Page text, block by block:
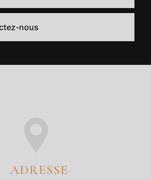
nous
ADRESSE